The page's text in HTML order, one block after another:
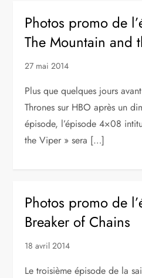
Photos promo de
The Mountain and
27 mai 2014
Plus que quelques jours
Thrones sur HBO après un
épisode, l’épisode 4×08
the Viper » sera […]
Photos promo de
Breaker of Chains
18 avril 2014
Le troisième épisode de la